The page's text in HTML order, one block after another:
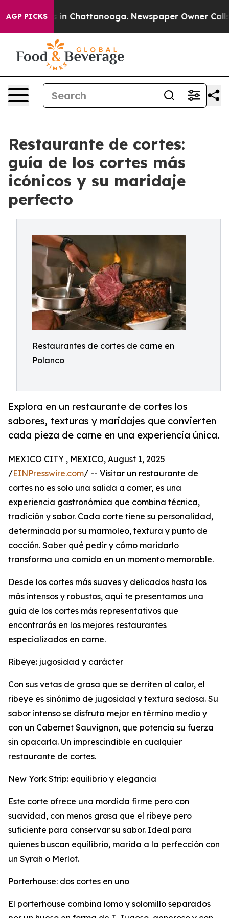
AGP PICKS
Chaos in Chattanooga. Newspaper Owner Calls
Restaurante de cortes:
guía de los cortes más
icónicos y su maridaje
perfecto
Restaurantes de cortes de carne en
Polanco
Explora en un restaurante de cortes los
sabores, texturas y maridajes que convierten
cada pieza de carne en una experiencia única.
MEXICO CITY , MEXICO, August 1, 2025
/EINPresswire.com/ -- Visitar un restaurante de
cortes no es solo una salida a comer, es una
experiencia gastronómica que combina técnica,
tradición y sabor. Cada corte tiene su personalidad,
determinada por su marmoleo, textura y punto de
cocción. Saber qué pedir y cómo maridarlo
transforma una comida en un momento memorable.
Desde los cortes más suaves y delicados hasta los
más intensos y robustos, aquí te presentamos una
guía de los cortes más representativos que
encontrarás en los mejores restaurantes
especializados en carne.
Ribeye: jugosidad y carácter
Con sus vetas de grasa que se derriten al calor, el
ribeye es sinónimo de jugosidad y textura sedosa. Su
sabor intenso se disfruta mejor en término medio y
con un Cabernet Sauvignon, que potencia su fuerza
sin opacarla. Un imprescindible en cualquier
restaurante de cortes.
New York Strip: equilibrio y elegancia
Este corte ofrece una mordida firme pero con
suavidad, con menos grasa que el ribeye pero
suficiente para conservar su sabor. Ideal para
quienes buscan equilibrio, marida a la perfección con
un Syrah o Merlot.
Porterhouse: dos cortes en uno
El porterhouse combina lomo y solomillo separados